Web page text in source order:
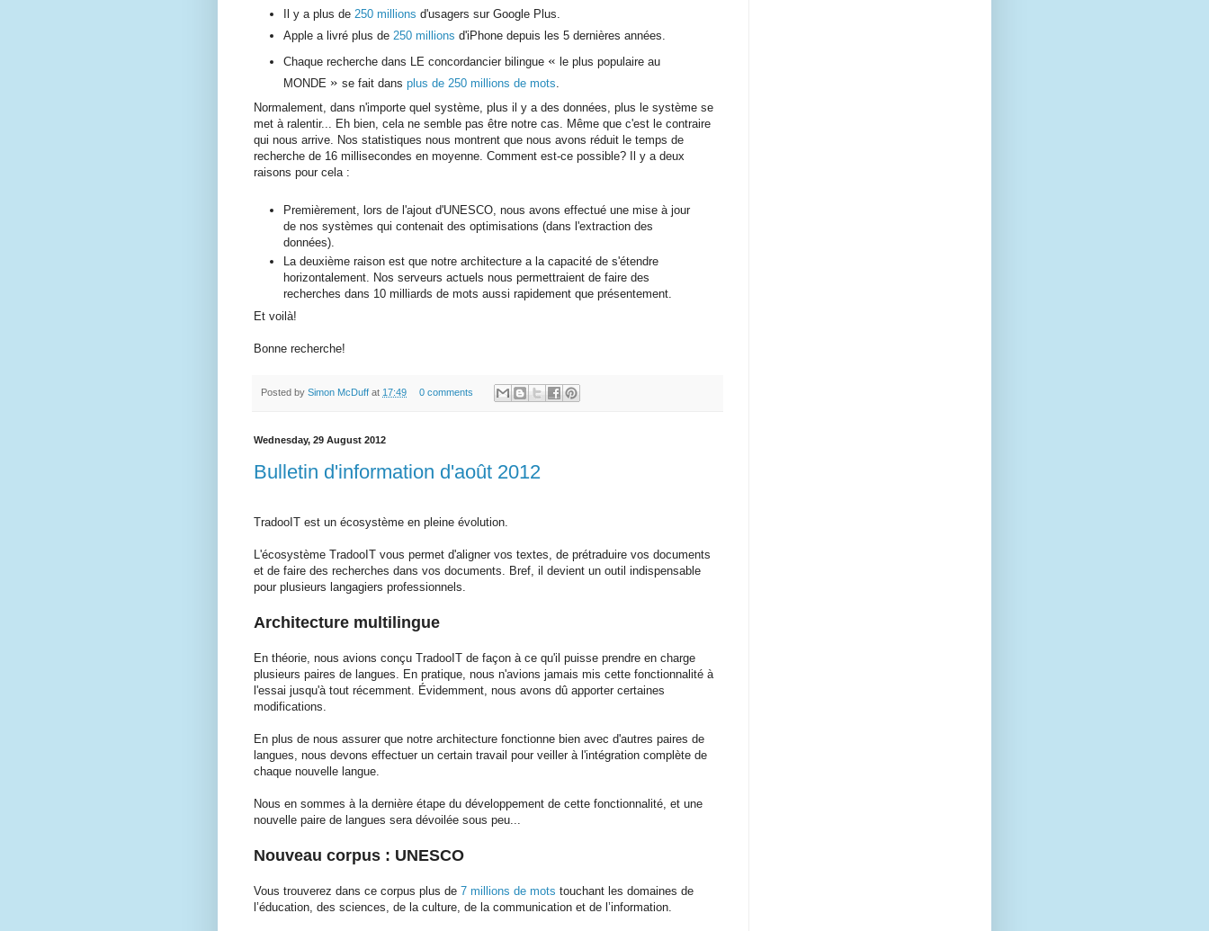
Il y a plus de 250 millions d'usagers sur Google Plus.
Apple a livré plus de 250 millions d'iPhone depuis les 5 dernières années.
Chaque recherche dans LE concordancier bilingue « le plus populaire au
MONDE » se fait dans plus de 250 millions de mots
Normalement, dans n'importe quel système, plus il y a des données, plus le système se
met à ralentir... Eh bien, cela ne semble pas être notre cas. Même que c'est le contraire
qui nous arrive. Nos statistiques nous montrent que nous avons réduit le temps de
recherche de 16 millisecondes en moyenne. Comment est-ce possible? Il y a deux
raisons pour cela :
Premièrement, lors de l'ajout d'UNESCO, nous avons effectué une mise à jour
de nos systèmes qui contenait des optimisations (dans l'extraction des
données).
La deuxième raison est que notre architecture a la capacité de s'étendre
horizontalement. Nos serveurs actuels nous permettraient de faire des
recherches dans 10 milliards de mots aussi rapidement que présentement.
Et voilà!
Bonne recherche!
Posted by Simon McDuff at 17:49 0 comments
Wednesday, 29 August 2012
Bulletin d'information d'août 2012
TradooIT est un écosystème en pleine évolution.
L'écosystème TradooIT vous permet d'aligner vos textes, de prétraduire vos documents
et de faire des recherches dans vos documents. Bref, il devient un outil indispensable
pour plusieurs langagiers professionnels.
Architecture multilingue
En théorie, nous avions conçu TradooIT de façon à ce qu'il puisse prendre en charge
plusieurs paires de langues. En pratique, nous n'avions jamais mis cette fonctionnalité à
l'essai jusqu'à tout récemment. Évidemment, nous avons dû apporter certaines
modifications.
En plus de nous assurer que notre architecture fonctionne bien avec d'autres paires de
langues, nous devons effectuer un certain travail pour veiller à l'intégration complète de
chaque nouvelle langue.
Nous en sommes à la dernière étape du développement de cette fonctionnalité, et une
nouvelle paire de langues sera dévoilée sous peu...
Nouveau corpus : UNESCO
Vous trouverez dans ce corpus plus de 7 millions de mots touchant les domaines de
l’éducation, des sciences, de la culture, de la communication et de l’information.